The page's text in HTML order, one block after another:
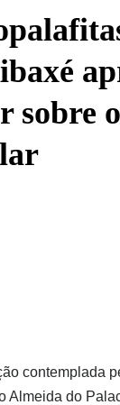
sobre o
contemplada
Almeida do